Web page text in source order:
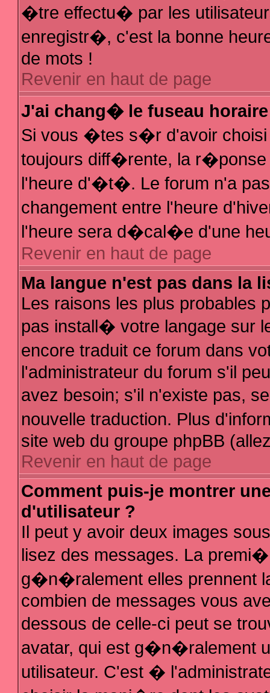
�tre effectu� par les
enregistr�, c'est la bonne
de mots !
Revenir en haut de page
J'ai chang� le fuseau
Si vous �tes s�r d'avoir choisi
toujours diff�rente, la
l'heure d'�t�. Le forum n'a
changement entre l'heure
l'heure sera d�cal�e d'une
Revenir en haut de page
Ma langue n'est pas dans la
Les raisons les plus probables
pas install� votre langage sur
encore traduit ce forum dans
l'administrateur du forum s'il
avez besoin; s'il n'existe pas,
nouvelle traduction. Plus
site web du groupe phpBB
Revenir en haut de page
Comment puis-je montrer
d'utilisateur ?
Il peut y avoir deux images
lisez des messages. La
g�n�ralement elles prennent
combien de messages vous
dessous de celle-ci peut se
avatar, qui est g�n�ralement
utilisateur. C'est �